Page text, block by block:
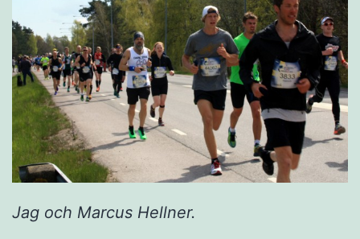
Jag och Marcus Hellner.